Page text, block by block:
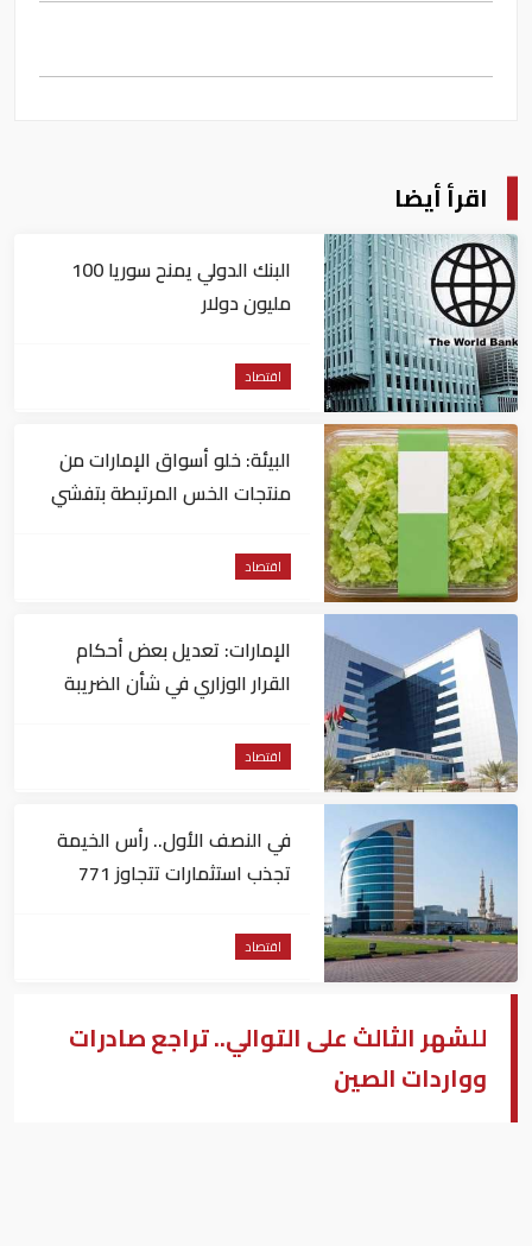
اقرأ أيضا
البنك الدولي يمنح سوريا 100
مليون دولار
اقتصاد
البيئة: خلو أسواق الإمارات من
منتجات الخس المرتبطة بتفشي
اقتصاد
الإمارات: تعديل بعض أحكام
القرار الوزاري في شأن الضريبة
اقتصاد
في النصف الأول.. رأس الخيمة
تجذب استثمارات تتجاوز 771
اقتصاد
للشهر الثالث على التوالي.. تراجع صادرات
وواردات الصين